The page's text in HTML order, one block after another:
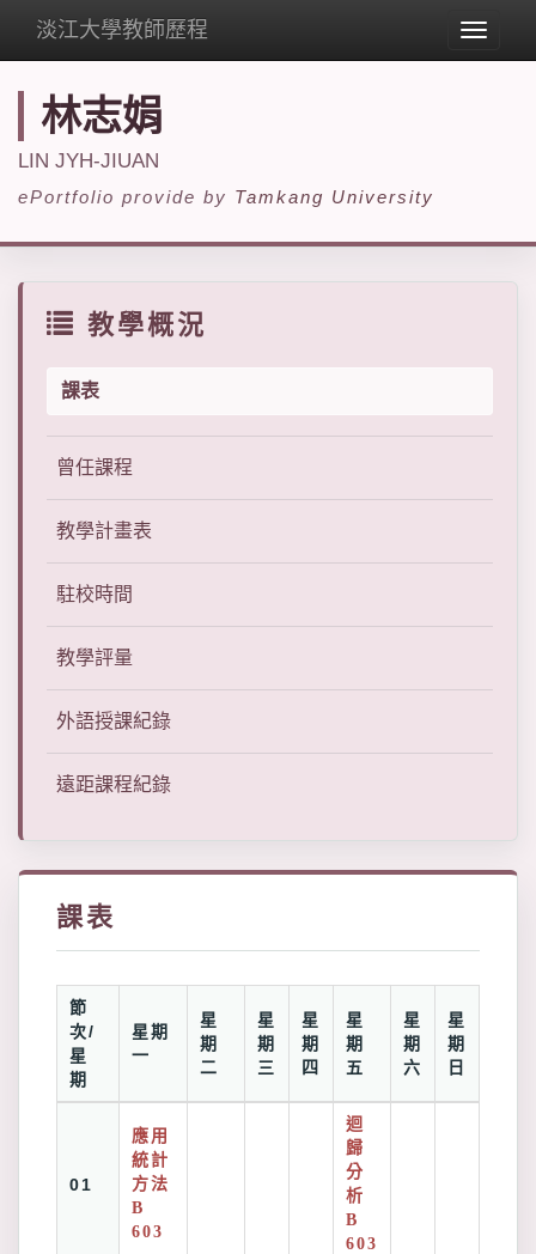
Toggle
淡江大學教師歷程
林志娟
LIN JYH-JIUAN
ePortfolio provide by Tamkang University
教學概況
課表
曾任課程
教學計畫表
駐校時間
教學評量
外語授課紀錄
遠距課程紀錄
課表
節
次/
星
期
星期
一
星
期
二
星
期
三
星
期
四
星
期
五
星
期
六
星
期
日
01
應用
統計
方法
B
603
迴
歸
分
析
B
603